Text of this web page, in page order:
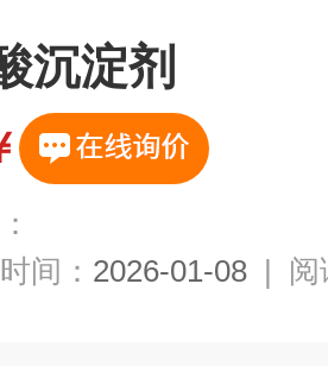
沉淀剂
间： 2026-01-08 | 阅